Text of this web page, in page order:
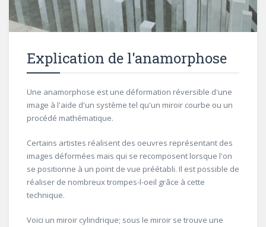
Explication de l'anamorphose
Une anamorphose est une déformation réversible d'une
image à l'aide d'un système tel qu'un miroir courbe ou un
procédé mathématique.
Certains artistes réalisent des oeuvres représentant des
images déformées mais qui se recomposent lorsque l'on
se positionne à un point de vue préétabli. Il est possible de
réaliser de nombreux trompes-l-oeil grâce à cette
technique.
Voici un miroir cylindrique; sous le miroir se trouve une